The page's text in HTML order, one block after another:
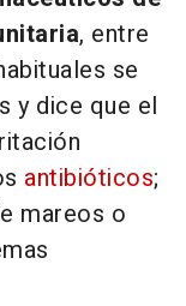
, entre
se
y dice que el
antibióticos;
mareos o